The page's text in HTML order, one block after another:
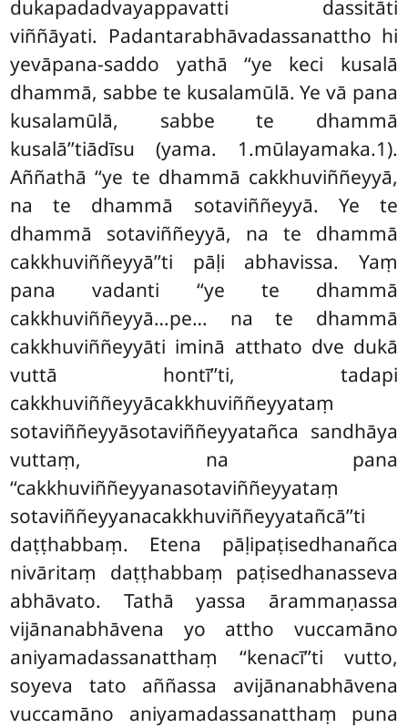
dukapadadvayappavatti dassitāti
viññāyati. Padantarabhāvadassanattho hi
yevāpana-saddo yathā ‘‘ye keci kusalā
dhammā, sabbe te kusalamūlā. Ye vā pana
kusalamūlā, sabbe te dhammā
kusalā’’tiādīsu (yama. 1.mūlayamaka.1).
Aññathā ‘‘ye te dhammā cakkhuviññeyyā,
na te dhammā sotaviññeyyā. Ye te
dhammā sotaviññeyyā, na te dhammā
cakkhuviññeyyā’’ti pāḷi abhavissa. Yaṃ
pana vadanti ‘‘ye te dhammā
cakkhuviññeyyā…pe… na te dhammā
cakkhuviññeyyāti iminā atthato dve dukā
vuttā hontī’’ti, tadapi
cakkhuviññeyyācakkhuviññeyyataṃ
sotaviññeyyāsotaviññeyyatañca sandhāya
vuttaṃ, na pana
‘‘cakkhuviññeyyanasotaviññeyyataṃ
sotaviññeyyanacakkhuviññeyyatañcā’’ti
daṭṭhabbaṃ. Etena pāḷipaṭisedhanañca
nivāritaṃ daṭṭhabbaṃ paṭisedhanasseva
abhāvato. Tathā yassa ārammaṇassa
vijānanabhāvena yo attho vuccamāno
aniyamadassanatthaṃ ‘‘kenacī’’ti vutto,
soyeva tato aññassa avijānanabhāvena
vuccamāno aniyamadassanatthaṃ puna